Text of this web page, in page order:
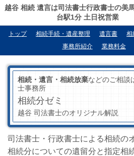
越谷 相続 遺言は司法書士行政書士の美
台駅1分 土日祝営業
トップ 相続手続・遺産整理 遺言書 相
事務所紹介
業務料金
相続・遺言・相続放棄などのご相談
士事務所
相続分ゼミ
越谷 司法書士のオリジナル解説
司法書士・行政書士による相続の
相続分についての遺留分と指定相